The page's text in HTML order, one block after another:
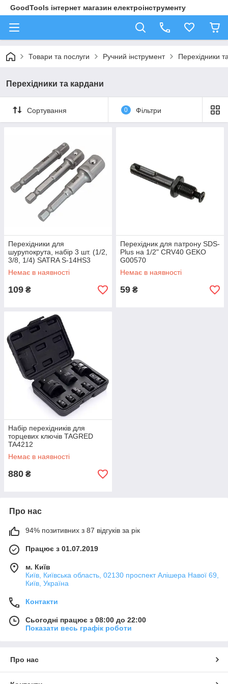
GoodTools інтернет магазин електроінструменту
Товари та послуги Ручний інструмент Перехідники
Перехідники та кардани
Сортування 0 Фільтри
Перехідники для
шурупокрута, набір 3 шт. (1/2,
3/8, 1/4) SATRA S-14HS3
Немає в наявності
109 ₴
Перехідник для патрону SDS-
Plus на 1/2" CRV40 GEKO
G00570
Немає в наявності
59 ₴
Набір перехідників для
торцевих ключів TAGRED
TA4212
Немає в наявності
880 ₴
Про нас
94% позитивних з 87 відгуків за рік
Працює з 01.07.2019
м. Київ
Київ, Київська область, 02130 проспект Алішера Навої 69,
Київ, Україна
Контакти
Сьогодні працює з 08:00 до 22:00
Показати весь графік роботи
Про нас